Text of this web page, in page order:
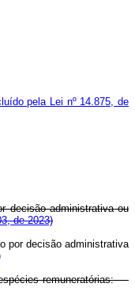
pela Lei nº 14.875, de
decisão administrativa ou
de 2023)
por decisão administrativa
espécies remuneratórias: